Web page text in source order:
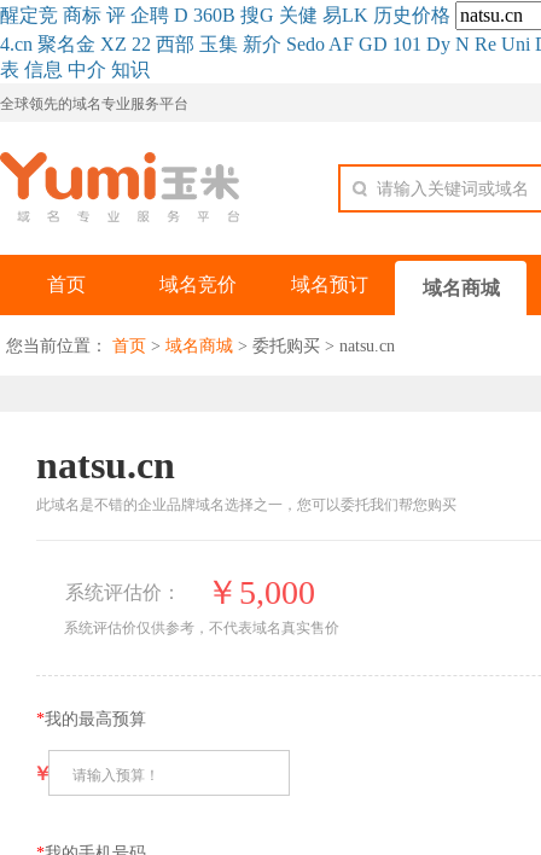
醒定竞 商标 评 企聘 D 360B 搜G 关健 易LK 历史价格
4.cn 聚名金 XZ 22 西部 玉集 新介 Sedo AF GD 101 Dy N Re Uni
表 信息 中介 知识